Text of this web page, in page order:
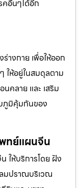
คอื่นๆได้อีก
างกาย เพื่อให้ออก
ให้อยู่ในสมดุลตาม
คลาย และ เสริม
ภูมิคุ้มกันของ
ทย์แผนจีน
ให้บริการโดย ฝัง
มปราณบริเวณ